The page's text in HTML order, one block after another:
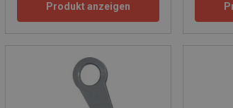
Produkt anzeigen